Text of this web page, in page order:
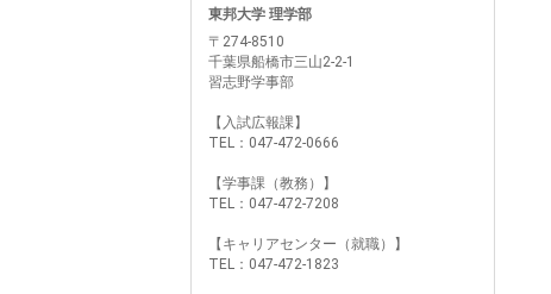
東邦大学 理学部
〒274-8510
千葉県船橋市三山2-2-1
習志野学事部
【入試広報課】
TEL：047-472-0666
【学事課（教務）】
TEL：047-472-7208
【キャリアセンター（就職）】
TEL：047-472-1823